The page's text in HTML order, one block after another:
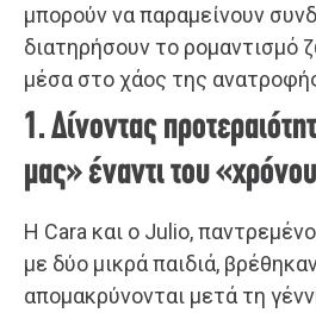
μπορούν να παραμείνουν
διατηρήσουν το ρομαντισμό
μέσα στο χάος της
1. Δίνοντας
μας» έναντι του
Η Cara και ο Julio,
με δύο μικρά παιδιά,
απομακρύνονται μετά τη